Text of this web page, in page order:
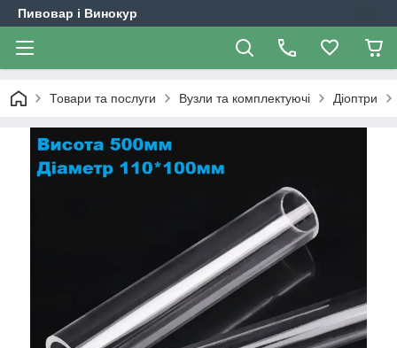
Пивовар і Винокур
Товари та послуги Вузли та комплектуючі Діоптри